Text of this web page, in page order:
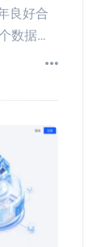
良好合
数据…